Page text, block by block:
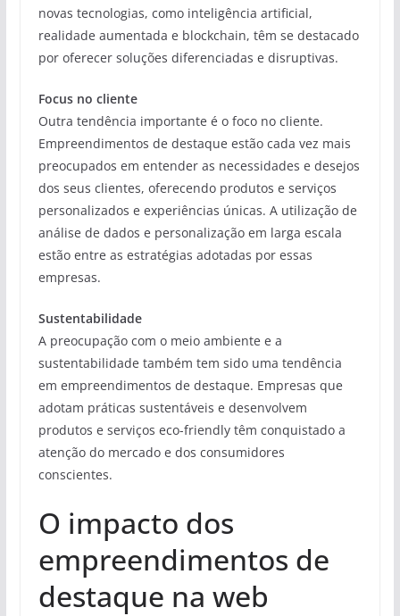
novas tecnologias, como inteligência artificial,
realidade aumentada e blockchain, têm se destacado
por oferecer soluções diferenciadas e disruptivas.
Focus no cliente
Outra tendência importante é o foco no cliente.
Empreendimentos de destaque estão cada vez mais
preocupados em entender as necessidades e desejos
dos seus clientes, oferecendo produtos e serviços
personalizados e experiências únicas. A utilização de
análise de dados e personalização em larga escala
estão entre as estratégias adotadas por essas
empresas.
Sustentabilidade
A preocupação com o meio ambiente e a
sustentabilidade também tem sido uma tendência
em empreendimentos de destaque. Empresas que
adotam práticas sustentáveis e desenvolvem
produtos e serviços eco-friendly têm conquistado a
atenção do mercado e dos consumidores
conscientes.
O impacto dos
empreendimentos de
destaque na web